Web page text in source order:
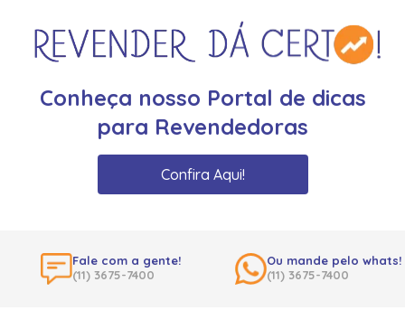
Conheça nosso Portal de dicas
para Revendedoras
Confira Aqui!
Fale com a gente!
(11) 3675-7400
Ou mande pelo whats!
(11) 3675-7400